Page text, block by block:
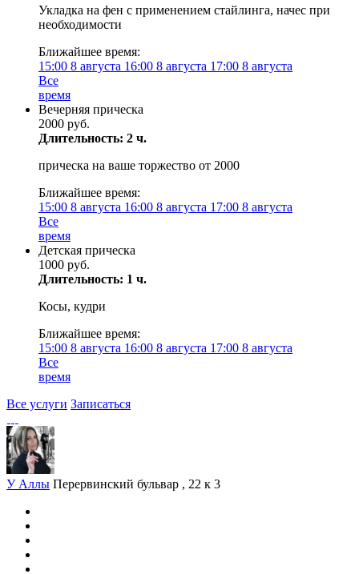
Укладка на фен с применением стайлинга, начес при
необходимости
Ближайшее время:
15:00 8 августа 16:00 8 августа 17:00 8 августа
Все
время
Вечерняя прическа
2000 руб.
Длительность: 2 ч.
прическа на ваше торжество от 2000
Ближайшее время:
15:00 8 августа 16:00 8 августа 17:00 8 августа
Все
время
Детская прическа
1000 руб.
Длительность: 1 ч.
Косы, кудри
Ближайшее время:
15:00 8 августа 16:00 8 августа 17:00 8 августа
Все
время
Все услуги Записаться
У Аллы Перервинский бульвар , 22 к 3